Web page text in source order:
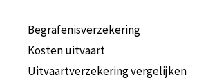
Begrafenisverzekering
Kosten uitvaart
Uitvaartverzekering vergelijken